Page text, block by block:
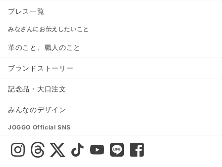
プレス一覧
みなさんにお伝えしたいこと
革のこと、職人のこと
ブランドストーリー
記念品・大口注文
みんなのデザイン
JOGGO Official SNS